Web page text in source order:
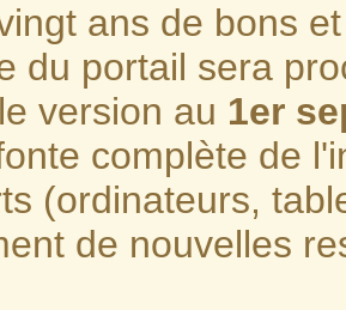
ans de bons
du portail sera
version au 1er
complète de
(ordinateurs,
de nouvelles